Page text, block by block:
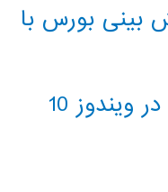
بینی بورس با